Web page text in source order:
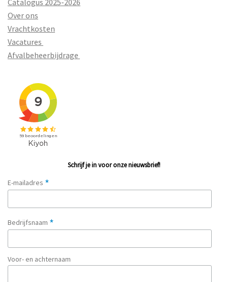
Over ons
Vrachtkosten
Vacatures
Afvalbeheerbijdrage
Schrijf je in voor onze nieuwsbrief!
E-mailadres *
Bedrijfsnaam *
Voor- en achternaam